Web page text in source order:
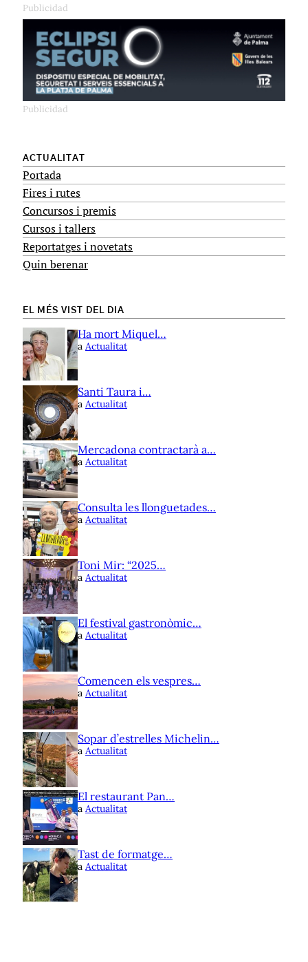
ACTUALITAT
Portada
Fires i rutes
Concursos i premis
Cursos i tallers
Reportatges i novetats
Quin berenar
EL MÉS VIST DEL DIA
Ha mort Miquel…
a Actualitat
Santi Taura i…
a Actualitat
Mercadona contractarà a…
a Actualitat
Consulta les llonguetades…
a Actualitat
Toni Mir: “2025…
a Actualitat
El festival gastronòmic…
a Actualitat
Comencen els vespres…
a Actualitat
Sopar d’estrelles Michelin…
a Actualitat
El restaurant Pan…
a Actualitat
Tast de formatge…
a Actualitat